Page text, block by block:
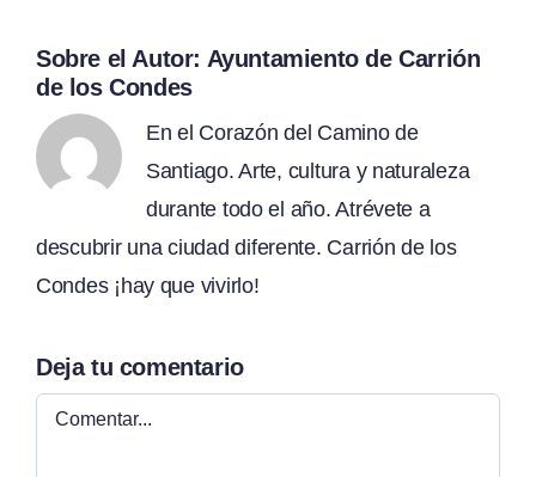
Sobre el Autor: Ayuntamiento de Carrión
de los Condes
En el Corazón del Camino de
Santiago. Arte, cultura y naturaleza
durante todo el año. Atrévete a
descubrir una ciudad diferente. Carrión de los
Condes ¡hay que vivirlo!
Deja tu comentario
Comentar